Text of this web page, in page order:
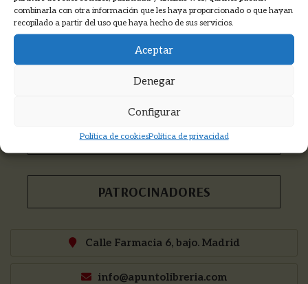
combinarla con otra información que les haya proporcionado o que hayan
recopilado a partir del uso que haya hecho de sus servicios.
Aceptar
Denegar
Configurar
Política de cookiesPolítica de privacidad
información de cursos y mucho más...
COOKMADRID
PNKA PRODUCCIONES
PATROCINADORES
Calle Farmacia 6, bajo. Madrid
info@apuntolibreria.com